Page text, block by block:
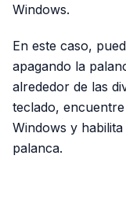
Windows.
En este caso,
apagando la
alrededor de las
teclado,
Windows y
palanca.